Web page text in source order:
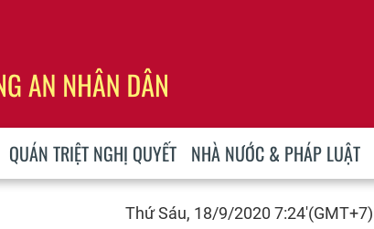
QUÁN TRIỆT NGHỊ QUYẾT NHÀ NƯỚC & PHÁP LUẬT
Thứ Sáu, 18/9/2020 7:24'(GMT+7)